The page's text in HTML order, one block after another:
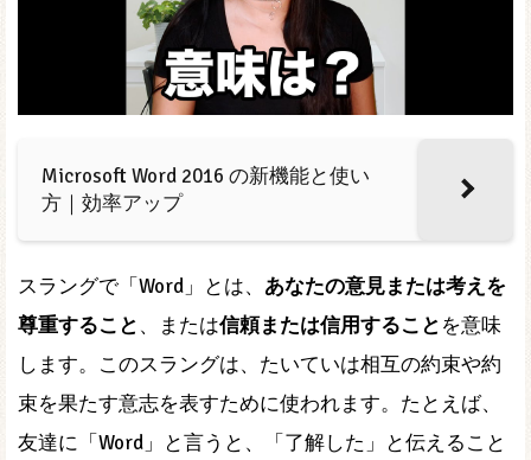
Microsoft Word 2016 の新機能と使い
方｜効率アップ
スラングで「Word」とは、 あなたの意見または考えを
尊重すること、または信頼または信用することを意味
します。このスラングは、たいていは相互の約束や約
束を果たす意志を表すために使われます。たとえば、
友達に「Word」と言うと、「了解した」と伝えること